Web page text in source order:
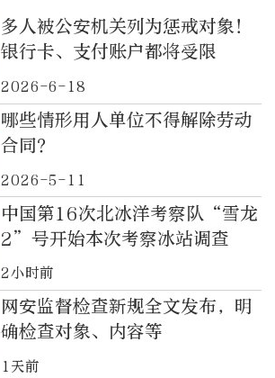
多人被公安机关列为惩戒对象！
银行卡、支付账户都将受限
2026-6-18
哪些情形用人单位不得解除劳动
合同？
2026-5-11
中国第16次北冰洋考察队“雪龙
2”号开始本次考察冰站调查
2小时前
网安监督检查新规全文发布，明
确检查对象、内容等
1天前